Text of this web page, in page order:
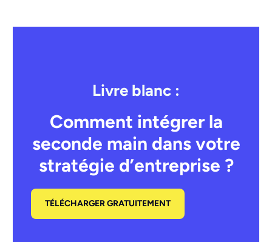
Livre blanc :
Comment intégrer la
seconde main dans votre
stratégie d’entreprise ?
TÉLÉCHARGER GRATUITEMENT